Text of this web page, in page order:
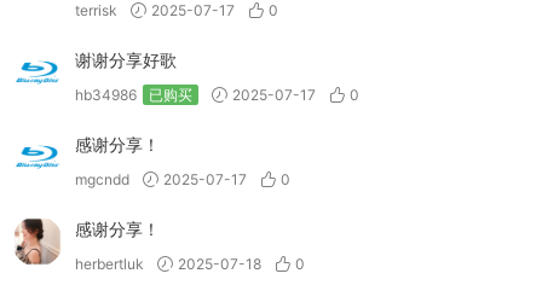
terrisk 2025-07-17 0
谢谢分享好歌
hb34986 已购买 2025-07-17 0
感谢分享！
mgcndd 2025-07-17 0
感谢分享！
herbertluk 2025-07-18 0